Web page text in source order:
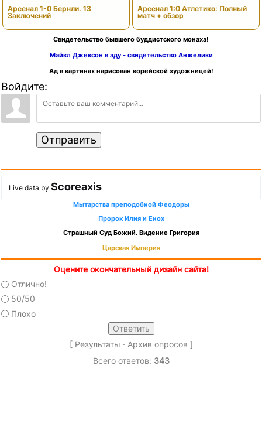
Арсенал 1-0 Бернли. 13
Заключений
Арсенал 1:0 Атлетико: Полный
матч + обзор
Свидетельство бывшего буддистского монаха!
Майкл Джексон в аду - свидетельство Анжелики
Ад в картинах нарисован корейской художницей!
Войдите:
Отправить
Live data by Scoreaxis
Мытарства преподобной Феодоры
Пророк Илия и Енох
Страшный Суд Божий. Видение Григория
Царская Империя
Оцените окончательный дизайн сайта!
Отлично!
50/50
Плохо
[ Результаты · Архив опросов ]
Всего ответов: 343